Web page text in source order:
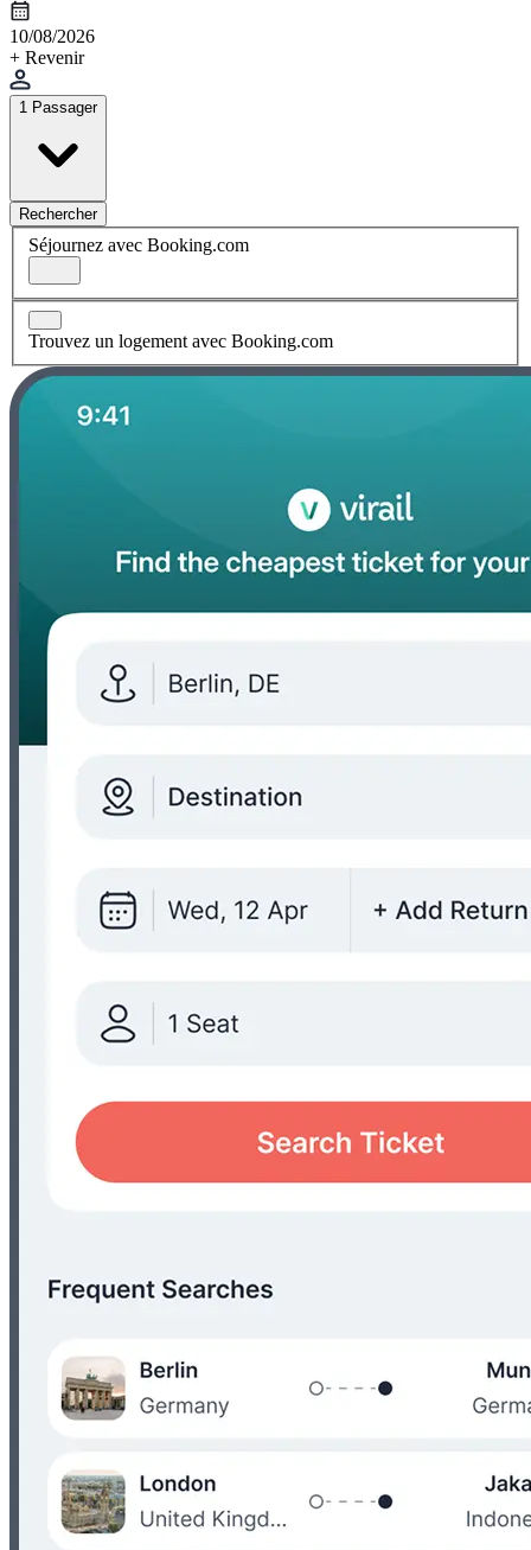
10/08/2026
+ Revenir
1 Passager
Rechercher
Séjournez avec Booking.com
Trouvez un logement avec Booking.com